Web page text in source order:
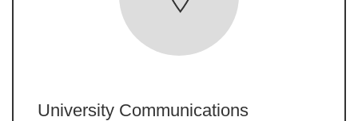
University Commu­nications